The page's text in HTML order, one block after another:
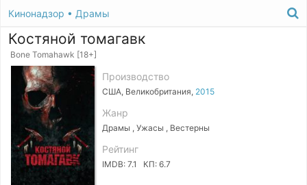
Кинонадзор • Драмы
Костяной томагавк
Bone Tomahawk [18+]
Производство
США, Великобритания, 2015
Жанр
Драмы , Ужасы , Вестерны
Рейтинг
IMDB: 7.1 КП: 6.7